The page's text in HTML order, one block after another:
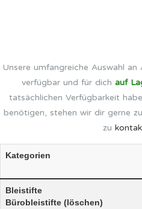
Unsere umfangreiche Auswahl an
verfügbar und für dich auf
tatsächlichen Verfügbarkeit
benötigen, stehen wir dir gerne
zu
Kategorien
Bleistifte
Bürobleistifte (löschen)